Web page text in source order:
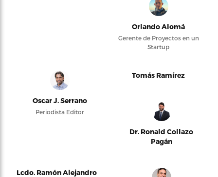
Orlando Alomá
Gerente de Proyectos en un
Startup
Oscar J. Serrano
Periodista Editor
Tomás Ramírez
Dr. Ronald Collazo
Pagán
Lcdo. Ramón Alejandro